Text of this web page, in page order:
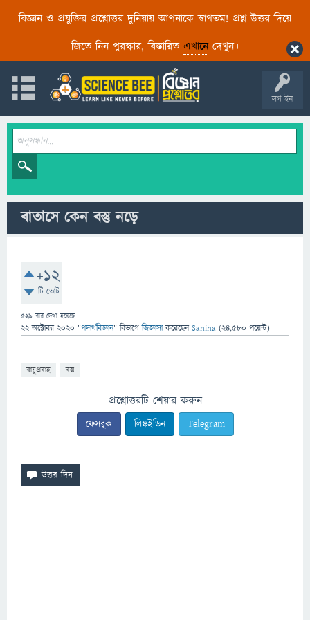
বিজ্ঞান ও প্রযুক্তির প্রশ্নোত্তর দুনিয়ায় আপনাকে স্বাগতম! প্রশ্ন-উত্তর দিয়ে
জিতে নিন পুরস্কার, বিস্তারিত এখানেদেখুন।
লগ ইন
বাতাসে কেন বস্তু নড়ে
+12
টি ভোট
529 বার দেখা হয়েছে
22 অক্টোবর 2020 "পদার্থবিজ্ঞান" বিভাগে জিজ্ঞাসাকরেছেনSaniha (24,580 পয়েন্ট)
বায়ুপ্রবাহ বস্তু
প্রশ্নোত্তরটি শেয়ার করুন
ফেসবুক লিঙ্কইডিন Telegram